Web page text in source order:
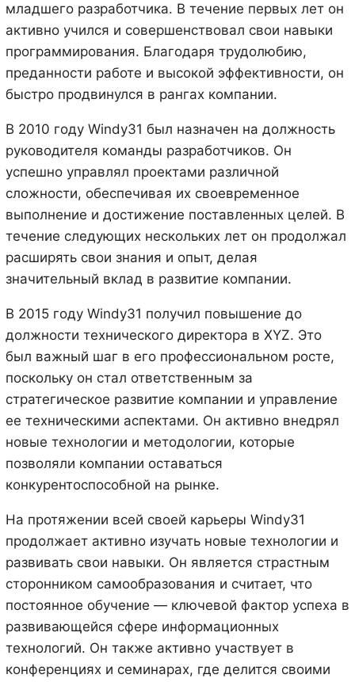
младшего разработчика. В течение первых лет он
активно учился и совершенствовал свои навыки
программирования. Благодаря трудолюбию,
преданности работе и высокой эффективности, он
быстро продвинулся в рангах компании.
В 2010 году Windy31 был назначен на должность
руководителя команды разработчиков. Он
успешно управлял проектами различной
сложности, обеспечивая их своевременное
выполнение и достижение поставленных целей. В
течение следующих нескольких лет он продолжал
расширять свои знания и опыт, делая
значительный вклад в развитие компании.
В 2015 году Windy31 получил повышение до
должности технического директора в XYZ. Это
был важный шаг в его профессиональном росте,
поскольку он стал ответственным за
стратегическое развитие компании и управление
ее техническими аспектами. Он активно внедрял
новые технологии и методологии, которые
позволяли компании оставаться
конкурентоспособной на рынке.
На протяжении всей своей карьеры Windy31
продолжает активно изучать новые технологии и
развивать свои навыки. Он является страстным
сторонником самообразования и считает, что
постоянное обучение — ключевой фактор успеха в
развивающейся сфере информационных
технологий. Он также активно участвует в
конференциях и семинарах, где делится своими